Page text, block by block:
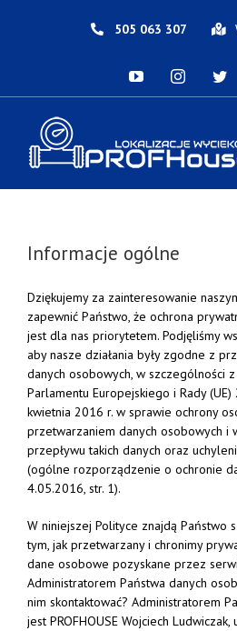
505 063 307
YouTubeInstagram
Informacje ogólne
Dziękujemy za zainteresowanie
zapewnić Państwo, że ochrona
jest dla nas priorytetem. Podjęliśmy
aby nasze działania były zgodne z
danych osobowych, w szczególności
Parlamentu Europejskiego i Rady
kwietnia 2016 r. w sprawie ochrony
przetwarzaniem danych osobowych i
przepływu takich danych oraz
(ogólne rozporządzenie o ochronie
4.05.2016, str. 1).
W niniejszej Polityce znajdą Państwo
tym, jak przetwarzany i chronimy
dane osobowe pozyskane przez
Administratorem Państwa danych
nim skontaktować? Administratorem
jest PROFHOUSE Wojciech